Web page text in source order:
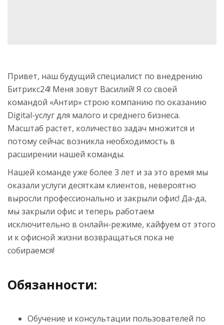
Привет, наш будущий специалист по внедрению
Битрикс24! Меня зовут Василий! Я со своей
командой «Антир» строю компанию по оказанию
Digital-услуг для малого и среднего бизнеса.
Масштаб растет, количество задач множится и
потому сейчас возникла необходимость в
расширении нашей команды.
Нашей команде уже более 3 лет и за это время мы
оказали услуги десяткам клиентов, невероятно
выросли профессионально и закрыли офис! Да-да,
мы закрыли офис и теперь работаем
исключительно в онлайн-режиме, кайфуем от этого
и к офисной жизни возвращаться пока не
собираемся!
Обязанности:
Обучение и консультации пользователей по